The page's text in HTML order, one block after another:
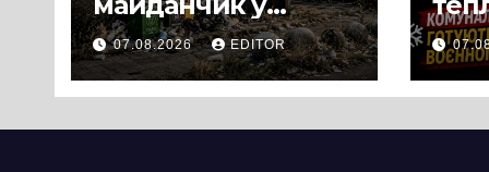
Панському біля
Черкас
перетворився на
07.08.2026 EDITOR